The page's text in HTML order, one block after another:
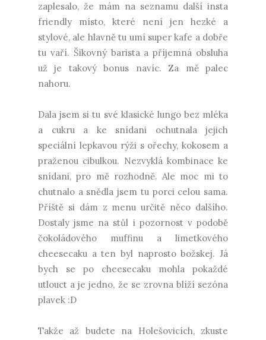
zaplesalo, že mám na seznamu další insta
friendly místo, které není jen hezké a
stylové, ale hlavně tu umí super kafe a dobře
tu vaří. Šikovný barista a příjemná obsluha
už je takový bonus navíc. Za mě palec
nahoru.
Dala jsem si tu své klasické lungo bez mléka
a cukru a ke snídani ochutnala jejich
speciální lepkavou rýži s ořechy, kokosem a
praženou cibulkou. Nezvyklá kombinace ke
snídani, pro mě rozhodně. Ale moc mi to
chutnalo a snědla jsem tu porci celou sama.
Příště si dám z menu určitě něco dalšího.
Dostaly jsme na stůl i pozornost v podobě
čokoládového muffinu a limetkového
cheesecaku a ten byl naprosto božskej. Já
bych se po cheesecaku mohla pokaždé
utlouct a je jedno, že se zrovna blíží sezóna
plavek :D
Takže až budete na Holešovicích, zkuste